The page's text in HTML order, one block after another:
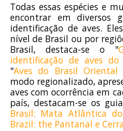
Todas essas espécies e
encontrar em diversos
identificação de aves.
nível de Brasil ou por
Brasil, destaca-se o "
identificação de aves
"Aves do Brasil
modo regionalizado,
aves com ocorrência em
país, destacam-se os
Brasil: Mata Atlântica
Brazil: the Pantanal e